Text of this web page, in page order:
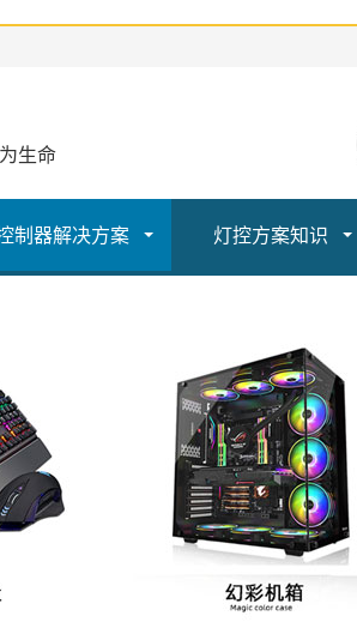
生命
制器解决方案 灯控方案知识